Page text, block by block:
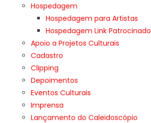
Hospedagem
Hospedagem para Artistas
Hospedagem Link Patrocinado
Apoio a Projetos Culturais
Cadastro
Clipping
Depoimentos
Eventos Culturais
Imprensa
Lançamento do Caleidoscópio